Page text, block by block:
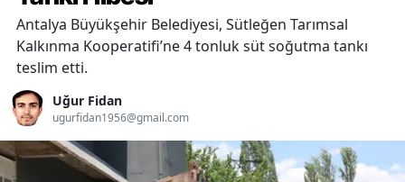
Antalya Büyükşehir Belediyesi, Sütleğen Tarımsal
Kalkınma Kooperatifi’ne 4 tonluk süt soğutma tankı
teslim etti.
Uğur Fidan
ugurfidan1956@gmail.com